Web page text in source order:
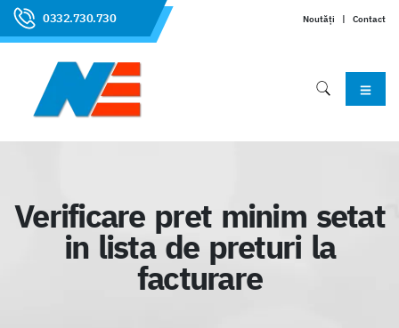
0332.730.730 Noutăți | Contact
Verificare pret minim setat
in lista de preturi la
facturare